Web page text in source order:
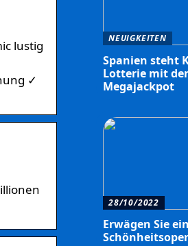
lustig
✓
NEUIGKEITEN
Spanien steht
Lotterie mit
Megajackpot
28/10/2022
Erwägen Sie